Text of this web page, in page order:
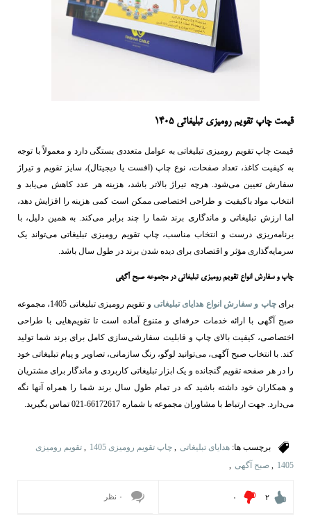
قیمت چاپ تقویم رومیزی تبلیغاتی 1405
قیمت چاپ تقویم رومیزی تبلیغاتی به عوامل متعددی بستگی دارد و معمولاً با توجه
به کیفیت کاغذ، تعداد صفحات، نوع چاپ (افست یا دیجیتال)، سایز تقویم و تیراژ
سفارش تعیین می‌شود. هرچه تیراژ بالاتر باشد، هزینه هر عدد کاهش می‌یابد و
انتخاب مواد باکیفیت و طراحی اختصاصی ممکن است کمی هزینه را افزایش دهد،
اما ارزش تبلیغاتی و ماندگاری برند شما را چند برابر می‌کند. به همین دلیل، با
برنامه‌ریزی درست و انتخاب مناسب، چاپ تقویم رومیزی تبلیغاتی می‌تواند یک
سرمایه‌گذاری مؤثر و اقتصادی برای دیده شدن برند در طول سال باشد.
چاپ و سفارش انواع تقویم رومیزی تبلیغاتی در مجموعه صبح آگهی
برایچاپ و سفارش انواع هدایای تبلیغاتی
و تقویم رومیزی تبلیغاتی 1405، مجموعه
صبح آگهی با ارائه خدمات حرفه‌ای و متنوع آماده است تا تقویم‌هایی با طراحی
اختصاصی، کیفیت بالای چاپ و قابلیت سفارشی‌سازی کامل برای برند شما تولید
کند. با انتخاب صبح آگهی، می‌توانید لوگو، رنگ سازمانی، تصاویر و پیام تبلیغاتی خود
را در هر صفحه تقویم گنجانده و یک ابزار تبلیغاتی کاربردی و ماندگار برای مشتریان
و همکاران خود داشته باشید که در تمام طول سال برند شما را همراه آنها نگه
می‌دارد. جهت ارتباط با مشاوران مجموعه با شماره 66172617-021 تماس بگیرید.
برچسب ها: هدایای تبلیغاتی , چاپ تقویم رومیزی 1405 , تقویم رومیزی
1405
, صبح آگهی ,
۲ ۰ ۰ نظر